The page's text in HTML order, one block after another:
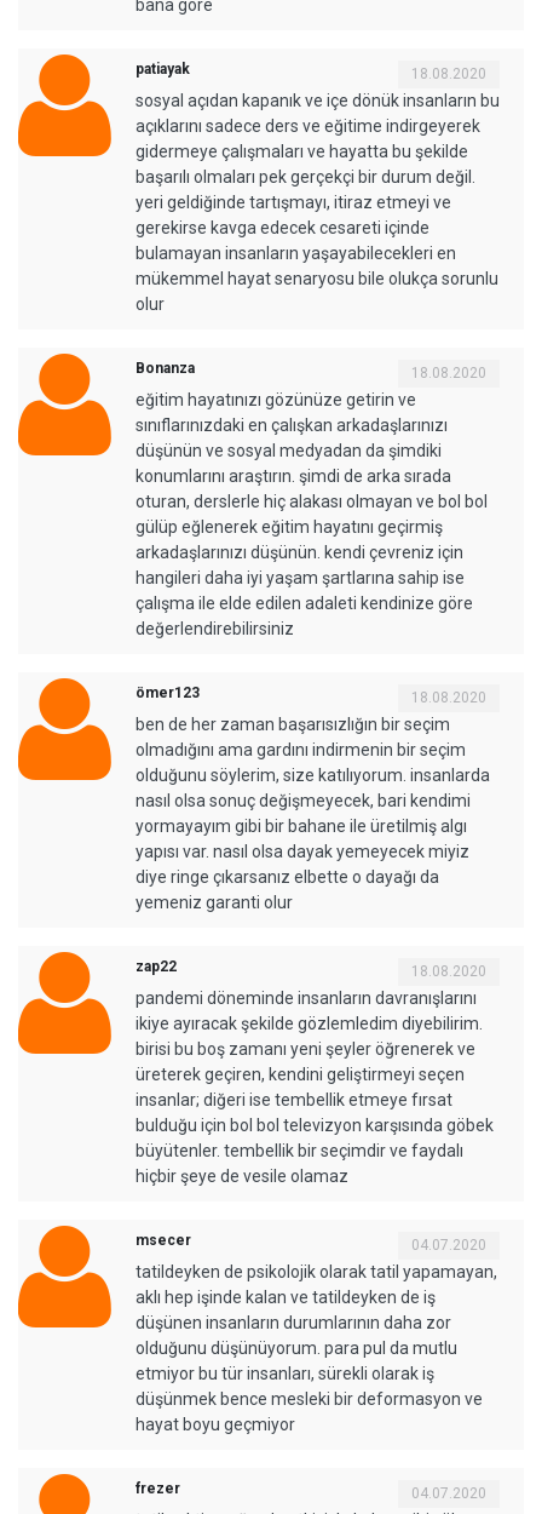
bana göre
patiayak 18.08.2020
sosyal açıdan kapanık ve içe dönük insanların bu
açıklarını sadece ders ve eğitime indirgeyerek
gidermeye çalışmaları ve hayatta bu şekilde
başarılı olmaları pek gerçekçi bir durum değil.
yeri geldiğinde tartışmayı, itiraz etmeyi ve
gerekirse kavga edecek cesareti içinde
bulamayan insanların yaşayabilecekleri en
mükemmel hayat senaryosu bile olukça sorunlu
olur
Bonanza 18.08.2020
eğitim hayatınızı gözünüze getirin ve
sınıflarınızdaki en çalışkan arkadaşlarınızı
düşünün ve sosyal medyadan da şimdiki
konumlarını araştırın. şimdi de arka sırada
oturan, derslerle hiç alakası olmayan ve bol bol
gülüp eğlenerek eğitim hayatını geçirmiş
arkadaşlarınızı düşünün. kendi çevreniz için
hangileri daha iyi yaşam şartlarına sahip ise
çalışma ile elde edilen adaleti kendinize göre
değerlendirebilirsiniz
ömer123 18.08.2020
ben de her zaman başarısızlığın bir seçim
olmadığını ama gardını indirmenin bir seçim
olduğunu söylerim, size katılıyorum. insanlarda
nasıl olsa sonuç değişmeyecek, bari kendimi
yormayayım gibi bir bahane ile üretilmiş algı
yapısı var. nasıl olsa dayak yemeyecek miyiz
diye ringe çıkarsanız elbette o dayağı da
yemeniz garanti olur
zap22 18.08.2020
pandemi döneminde insanların davranışlarını
ikiye ayıracak şekilde gözlemledim diyebilirim.
birisi bu boş zamanı yeni şeyler öğrenerek ve
üreterek geçiren, kendini geliştirmeyi seçen
insanlar; diğeri ise tembellik etmeye fırsat
bulduğu için bol bol televizyon karşısında göbek
büyütenler. tembellik bir seçimdir ve faydalı
hiçbir şeye de vesile olamaz
msecer 04.07.2020
tatildeyken de psikolojik olarak tatil yapamayan,
aklı hep işinde kalan ve tatildeyken de iş
düşünen insanların durumlarının daha zor
olduğunu düşünüyorum. para pul da mutlu
etmiyor bu tür insanları, sürekli olarak iş
düşünmek bence mesleki bir deformasyon ve
hayat boyu geçmiyor
frezer 04.07.2020